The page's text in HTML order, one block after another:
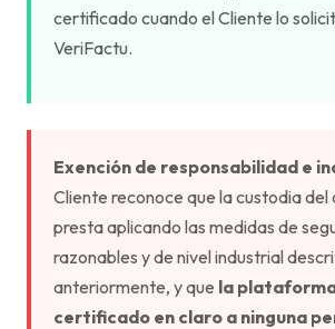
certificado cuando el Cliente lo
VeriFactu.
Exención de responsabilidad e
Cliente reconoce que la custodia
presta aplicando las medidas de
razonables y de nivel industrial
anteriormente, y que la
certificado en claro a ninguna